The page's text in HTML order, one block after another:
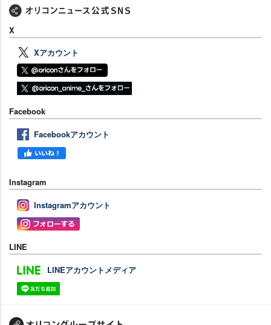
X
Xアカウント
Facebook
Facebookアカウント
Instagram
Instagramアカウント
LINE
LINEアカウントメディア